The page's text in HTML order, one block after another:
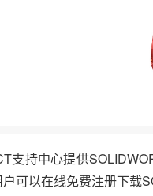
支持中心提供
可以在线免费注册下载